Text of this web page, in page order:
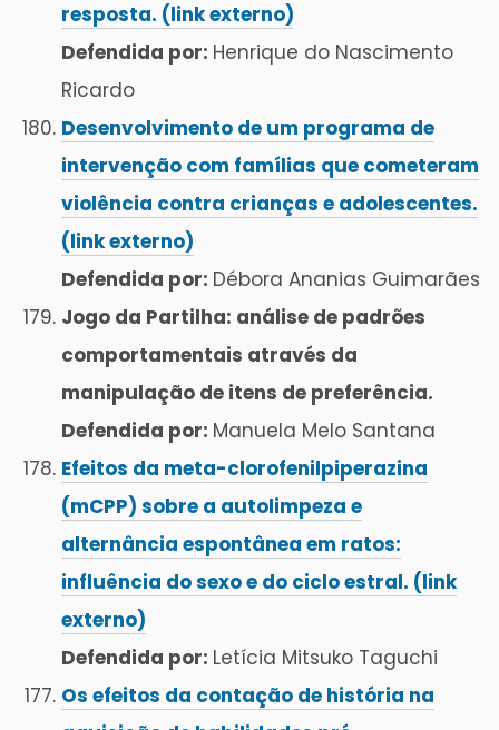
resposta. (link externo)
Defendida por: Henrique do Nascimento
Ricardo
Desenvolvimento de um programa de
intervenção com famílias que cometeram
violência contra crianças e adolescentes.
(link externo)
Defendida por: Débora Ananias Guimarães
Jogo da Partilha: análise de padrões
comportamentais através da
manipulação de itens de preferência.
Defendida por: Manuela Melo Santana
Efeitos da meta-clorofenilpiperazina
(mCPP) sobre a autolimpeza e
alternância espontânea em ratos:
influência do sexo e do ciclo estral. (link
externo)
Defendida por: Letícia Mitsuko Taguchi
Os efeitos da contação de história na